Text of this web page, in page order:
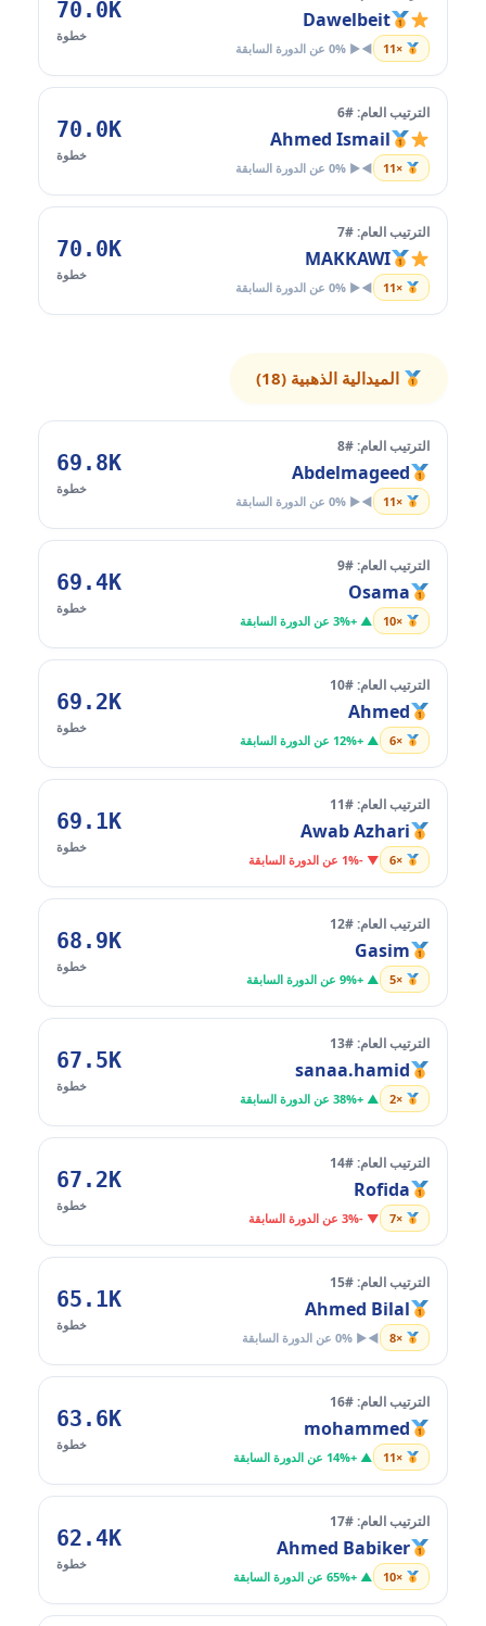
Dawelbeit
×11 ◄► 0% عن الدورة السابقة
70.0K
خطوة
الترتيب العام: #6
Ahmed Ismail
×11 ◄► 0% عن الدورة السابقة
70.0K
خطوة
الترتيب العام: #7
MAKKAWI
×11 ◄► 0% عن الدورة السابقة
70.0K
خطوة
الميدالية الذهبية (18)
الترتيب العام: #8
Abdelmageed
×11 ◄► 0% عن الدورة السابقة
69.8K
خطوة
الترتيب العام: #9
Osama
×10 ▲ +3% عن الدورة السابقة
69.4K
خطوة
الترتيب العام: #10
Ahmed
×6 ▲ +12% عن الدورة السابقة
69.2K
خطوة
الترتيب العام: #11
Awab Azhari
×6 ▼ -1% عن الدورة السابقة
69.1K
خطوة
الترتيب العام: #12
Gasim
×5 ▲ +9% عن الدورة السابقة
68.9K
خطوة
الترتيب العام: #13
sanaa.hamid
×2 ▲ +38% عن الدورة السابقة
67.5K
خطوة
الترتيب العام: #14
Rofida
×7 ▼ -3% عن الدورة السابقة
67.2K
خطوة
الترتيب العام: #15
Ahmed Bilal
×8 ◄► 0% عن الدورة السابقة
65.1K
خطوة
الترتيب العام: #16
mohammed
×11 ▲ +14% عن الدورة السابقة
63.6K
خطوة
الترتيب العام: #17
Ahmed Babiker
×10 ▲ +65% عن الدورة السابقة
62.4K
خطوة